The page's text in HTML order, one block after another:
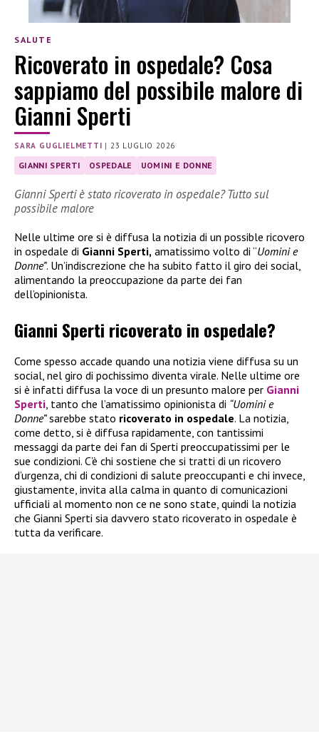
SALUTE
Ricoverato in ospedale? Cosa
sappiamo del possibile malore di
Gianni Sperti
SARA GUGLIELMETTI |23 LUGLIO 2026
GIANNI SPERTI OSPEDALE UOMINI E DONNE
Gianni Sperti è stato ricoverato in ospedale? Tutto sul
possibile malore
Nelle ultime ore si è diffusa la notizia di un possible ricovero
in ospedale di Gianni Sperti, amatissimo volto di “Uomini e
Donne”. Un’indiscrezione che ha subito fatto il giro dei social,
alimentando la preoccupazione da parte dei fan
dell’opinionista.
Gianni Sperti ricoverato in ospedale?
Come spesso accade quando una notizia viene diffusa su un
social, nel giro di pochissimo diventa virale. Nelle ultime ore
si è infatti diffusa la voce di un presunto malore per Gianni
Sperti, tanto che l’amatissimo opinionista di “Uomini e
Donne”sarebbe stato ricoverato in ospedale. La notizia,
come detto, si è diffusa rapidamente, con tantissimi
messaggi da parte dei fan di Sperti preoccupatissimi per le
sue condizioni. C’è chi sostiene che si tratti di un ricovero
d’urgenza, chi di condizioni di salute preoccupanti e chi invece,
giustamente, invita alla calma in quanto di comunicazioni
ufficiali al momento non ce ne sono state, quindi la notizia
che Gianni Sperti sia davvero stato ricoverato in ospedale è
tutta da verificare.